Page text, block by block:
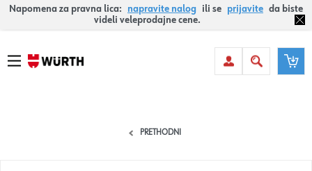
Napomena za pravna lica: napravite nalog ili se prijavite da biste
videli veleprodajne cene.
PRETHODNI